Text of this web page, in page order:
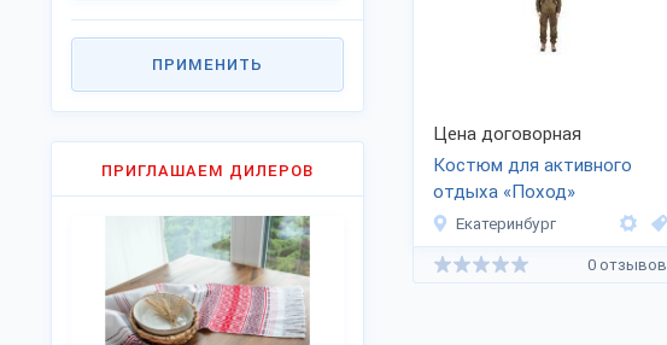
Цена договорная
Костюм для активного
отдыха «Поход»
Екатеринбург
0 отзывов
ПРИМЕНИТЬ
ПРИГЛАШАЕМ ДИЛЕРОВ